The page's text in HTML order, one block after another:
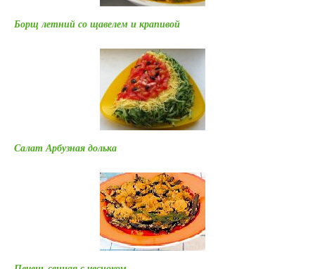
Борщ летний со щавелем и крапивой
Салат Арбузная долька